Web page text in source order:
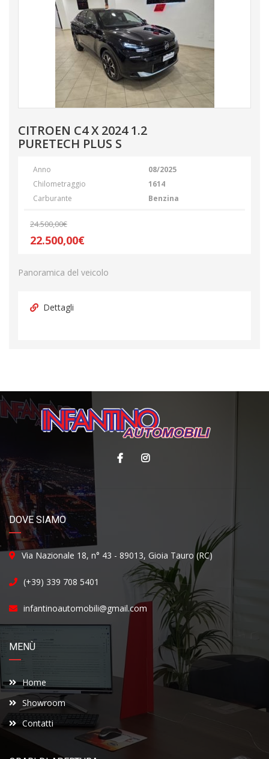
CITROEN C4 X 2024 1.2
PURETECH PLUS S
Anno
08/2025
Chilometraggio
1614
Carburante
Benzina
24.500,00€
22.500,00€
Panoramica del veicolo
Dettagli
DOVE SIAMO
Via Nazionale 18, n° 43 - 89013, Gioia Tauro (RC)
(+39) 339 708 5401
infantinoautomobili@gmail.com
MENÙ
Home
Showroom
Contatti